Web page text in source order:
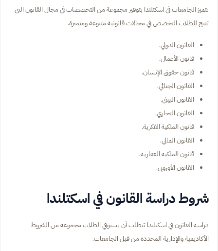
تتميز الجامعات في اسكتلندا بتوفير مجموعة من التخصصات في مجال القانون التي
تتيح للطلاب التخصص في مجالات قانونية متنوعة ومتميزة.
القانون الدولي.
قانون الأعمال.
قانون حقوق الإنسان.
القانون الجنائي.
القانون البيئي.
القانون التجاري.
قانون الملكية الفكرية.
القانون المالي.
قانون الملكية العقارية.
القانون الأوروبي.
شروط دراسة القانون في اسكتلندا
دراسة القانون في اسكتلندا تتطلب أن يستوفي الطلاب مجموعة من الشروط
الأكاديمية والإدارية المحددة من قبل الجامعات.